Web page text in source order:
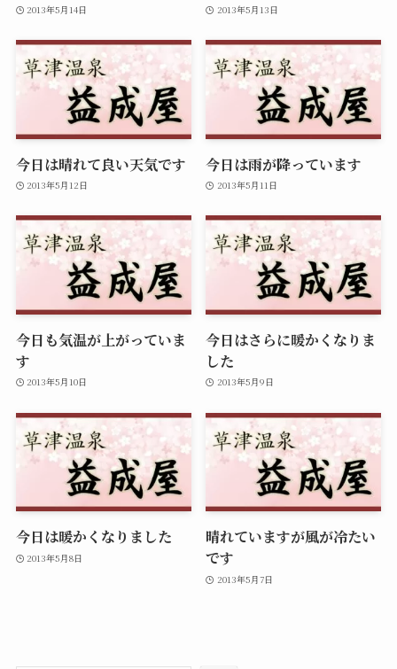
2013年5月14日 2013年5月13日
今日は晴れて良い天気です
2013年5月12日
今日は雨が降っています
2013年5月11日
今日も気温が上がっていま
す
2013年5月10日
今日はさらに暖かくなりま
した
2013年5月9日
今日は暖かくなりました
2013年5月8日
晴れていますが風が冷たい
です
2013年5月7日